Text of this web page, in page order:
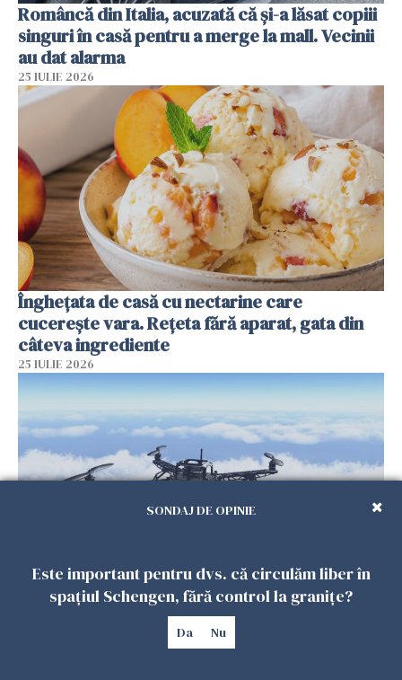
Româncă din Italia, acuzată că și-a lăsat copiii
singuri în casă pentru a merge la mall. Vecinii
au dat alarma
25 IULIE 2026
Înghețata de casă cu nectarine care
cucerește vara. Rețeta fără aparat, gata din
câteva ingrediente
25 IULIE 2026
Încă o dronă a fost doborâtă de un F-16
românesc după ce a intrat ilegal în spațiul
SONDAJ DE OPINIE
Este important pentru dvs. că circulăm liber în
spațiul Schengen, fără control la granițe?
Da Nu